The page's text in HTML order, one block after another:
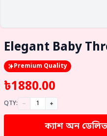
Elegant Baby
Premium Quality
৳1880.00
QTY:
ক্যাশ অন